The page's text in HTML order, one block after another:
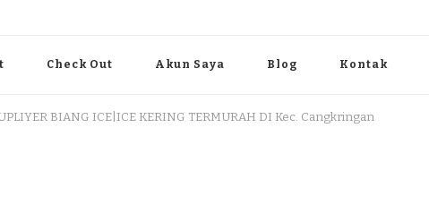
Check Out Akun Saya Blog Kontak
BIANG ICE|ICE KERING TERMURAH DI Kec. Cangkringan